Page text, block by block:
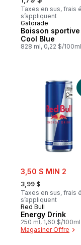
Taxes en sus, frais
s’appliquent
Gatorade
Boisson sportive
Cool Blue
828 ml, 0,22 $/100ml
sale:
3,50 $ MIN 2
, formerly:
3,99 $
Taxes en sus, frais
s’appliquent
Red Bull
Energy Drink
250 ml, 1,60 $/100ml
Magasiner Offre